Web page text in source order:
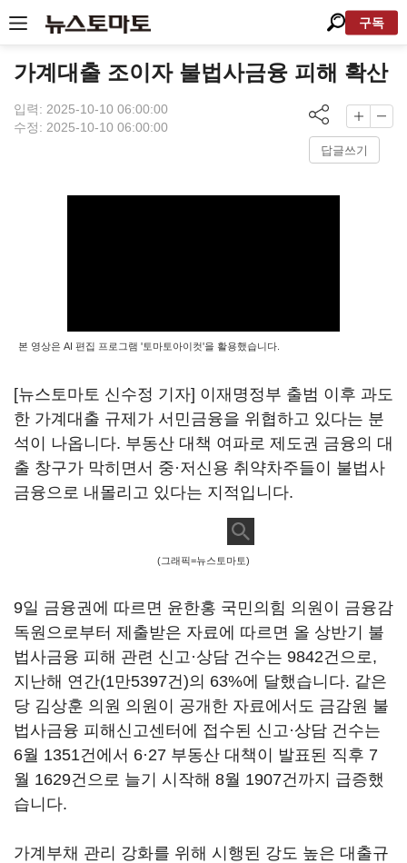
구독
가계대출 조이자 불법사금융 피해 확산
입력: 2025-10-10 06:00:00
수정: 2025-10-10 06:00:00
답글쓰기
본 영상은 AI 편집 프로그램 '토마토아이컷'을 활용했습니다.
[뉴스토마토 신수정 기자] 이재명정부 출범 이후 과도
한 가계대출 규제가 서민금융을 위협하고 있다는 분
석이 나옵니다. 부동산 대책 여파로 제도권 금융의 대
출 창구가 막히면서 중·저신용 취약차주들이 불법사
금융으로 내몰리고 있다는 지적입니다.
(그래픽=뉴스토마토)
9일 금융권에 따르면 윤한홍 국민의힘 의원이 금융감
독원으로부터 제출받은 자료에 따르면 올 상반기 불
법사금융 피해 관련 신고·상담 건수는 9842건으로,
지난해 연간(1만5397건)의 63%에 달했습니다. 같은
당 김상훈 의원 의원이 공개한 자료에서도 금감원 불
법사금융 피해신고센터에 접수된 신고·상담 건수는
6월 1351건에서 6·27 부동산 대책이 발표된 직후 7
월 1629건으로 늘기 시작해 8월 1907건까지 급증했
습니다.
가계부채 관리 강화를 위해 시행된 강도 높은 대출규